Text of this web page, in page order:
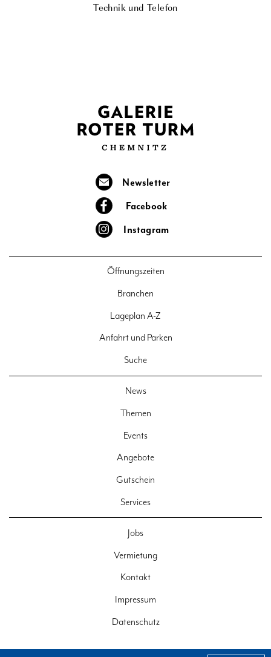
Technik und Telefon
Newsletter
Facebook
Instagram
Öffnungszeiten
Branchen
Lageplan A-Z
Anfahrt und Parken
Suche
News
Themen
Events
Angebote
Gutschein
Services
Jobs
Vermietung
Kontakt
Impressum
Datenschutz